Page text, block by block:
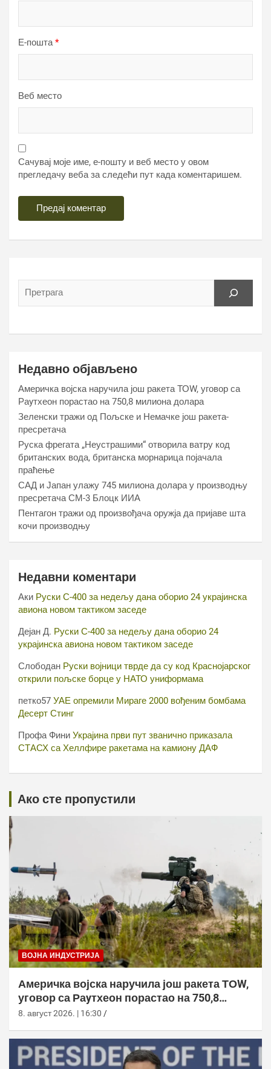
Е-пошта*
Веб место
Сачувај моје име, е-пошту и веб место у овом
прегледачу веба за следећи пут када коментаришем.
Недавно објављено
Америчка војска наручила још ракета ТОW, уговор са
Раyтхеон порастао на 750,8 милиона долара
Зеленски тражи од Пољске и Немачке још ракета-
пресретача
Руска фрегата „Неустрашими“ отворила ватру код
британских вода, британска морнарица појачала
праћење
САД и Јапан улажу 745 милиона долара у производњу
пресретача СМ-3 Блоцк ИИА
Пентагон тражи од произвођача оружја да пријаве шта
кочи производњу
Недавни коментари
Аки Руски С-400 за недељу дана оборио 24 украјинска
авиона новом тактиком заседе
Дејан Д. Руски С-400 за недељу дана оборио 24
украјинска авиона новом тактиком заседе
Слободан Руски војници тврде да су код Краснојарског
открили пољске борце у НАТО униформама
петко57 УАЕ опремили Мираге 2000 вођеним бомбама
Десерт Стинг
Профа Фини Украјина први пут званично приказала
СТАСХ са Хеллфире ракетама на камиону ДАФ
Ако сте пропустили
ВОЈНА ИНДУСТРИЈА
Америчка војска наручила још ракета ТОW,
уговор са Раyтхеон порастао на 750,8
милиона долара
8. август 2026. | 16:30